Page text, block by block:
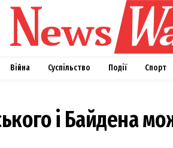
Війна Суспільство Події Спорт
і Байдена